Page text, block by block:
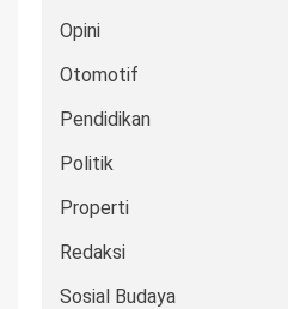
Opini
Otomotif
Pendidikan
Politik
Properti
Redaksi
Sosial Budaya